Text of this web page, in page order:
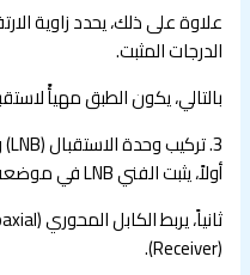
الدرجات المثبت.
بالتالي، يكون الطبق مهيأً
3. تركيب وحدة الاستقبال (LNB) وربط الكابل
أولاً، يثبت الفني LNB في موضعه الأمامي للطبق ليجمع الإشارة.
(Receiver).